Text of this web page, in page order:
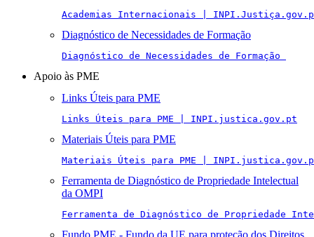
Academias Internacionais |
Diagnóstico de Necessidades de Formação
Diagnóstico de Necessidades de Formação
Apoio às PME
Links Úteis para PME
Links Úteis para PME | INPI.justica.gov.pt
Materiais Úteis para PME
Materiais Úteis para PME |
Ferramenta de Diagnóstico de Propriedade Intelectual
da OMPI
Ferramenta de Diagnóstico de Propriedade
Fundo PME - Fundo da UE para proteção dos Direitos